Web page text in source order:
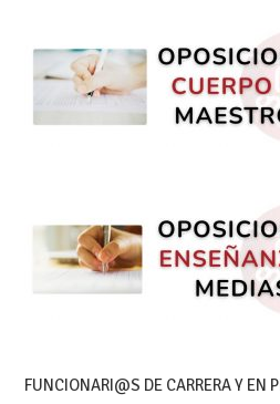
FUNCIONARI@S DE CARRERA Y EN